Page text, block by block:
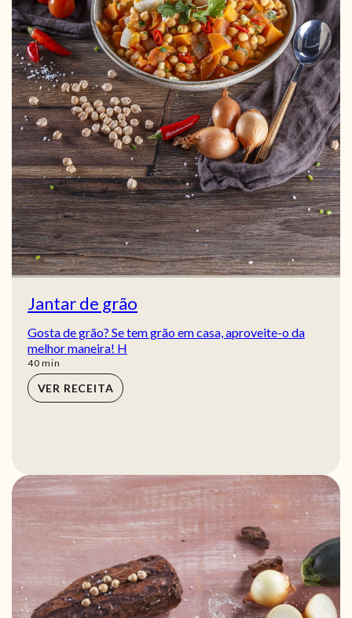
Jantar de grão
Gosta de grão? Se tem grão em casa, aproveite-o da
melhor maneira! H
40min
min
VER RECEITA